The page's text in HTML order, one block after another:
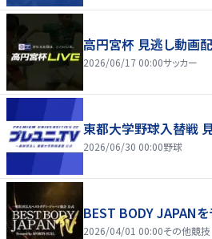
高円宮杯 見逃し動画配
2026/06/17 00:00サッカー
東都大学野球入替戦
2026/06/30 00:00野球
BEST BODY JAPANを
2026/04/01 00:00その他競技